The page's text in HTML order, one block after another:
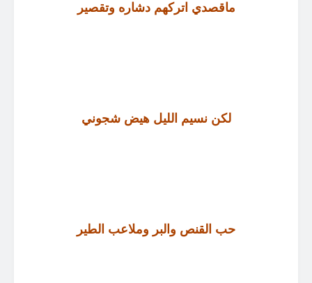
ماقصدي اتركهم دشاره وتقصير
لكن نسيم الليل هيض شجوني
حب القنص والبر وملاعب الطير